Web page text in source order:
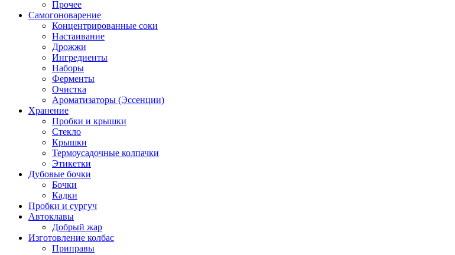
Прочее
Самогоноварение
Концентрированные соки
Настаивание
Дрожжи
Ингредиенты
Наборы
Ферменты
Очистка
Ароматизаторы (Эссенции)
Хранение
Пробки и крышки
Стекло
Крышки
Термоусадочные колпачки
Этикетки
Дубовые бочки
Бочки
Кадки
Пробки и сургуч
Автоклавы
Добрый жар
Изготовление колбас
Приправы